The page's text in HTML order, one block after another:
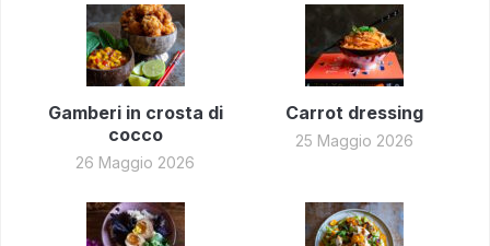
Gamberi in crosta di
cocco
26 Maggio 2026
Carrot dressing
25 Maggio 2026